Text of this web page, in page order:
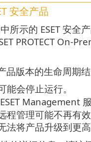
安全产品
所示的 ESET 安全
PROTECT On-
品版本的生命周期结
能会停止运行。
Management
程管理可能不再有效
法将产品升级到更高